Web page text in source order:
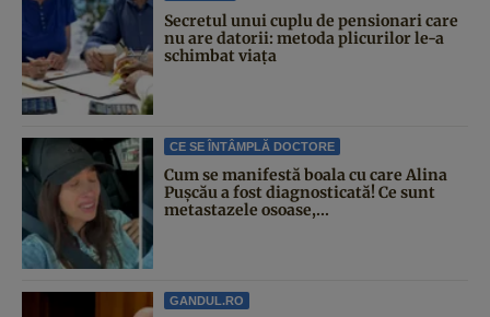
Secretul unui cuplu de pensionari care
nu are datorii: metoda plicurilor le-a
schimbat viața
CE SE ÎNTÂMPLĂ DOCTORE
Cum se manifestă boala cu care Alina
Pușcău a fost diagnosticată! Ce sunt
metastazele osoase,...
GANDUL.RO